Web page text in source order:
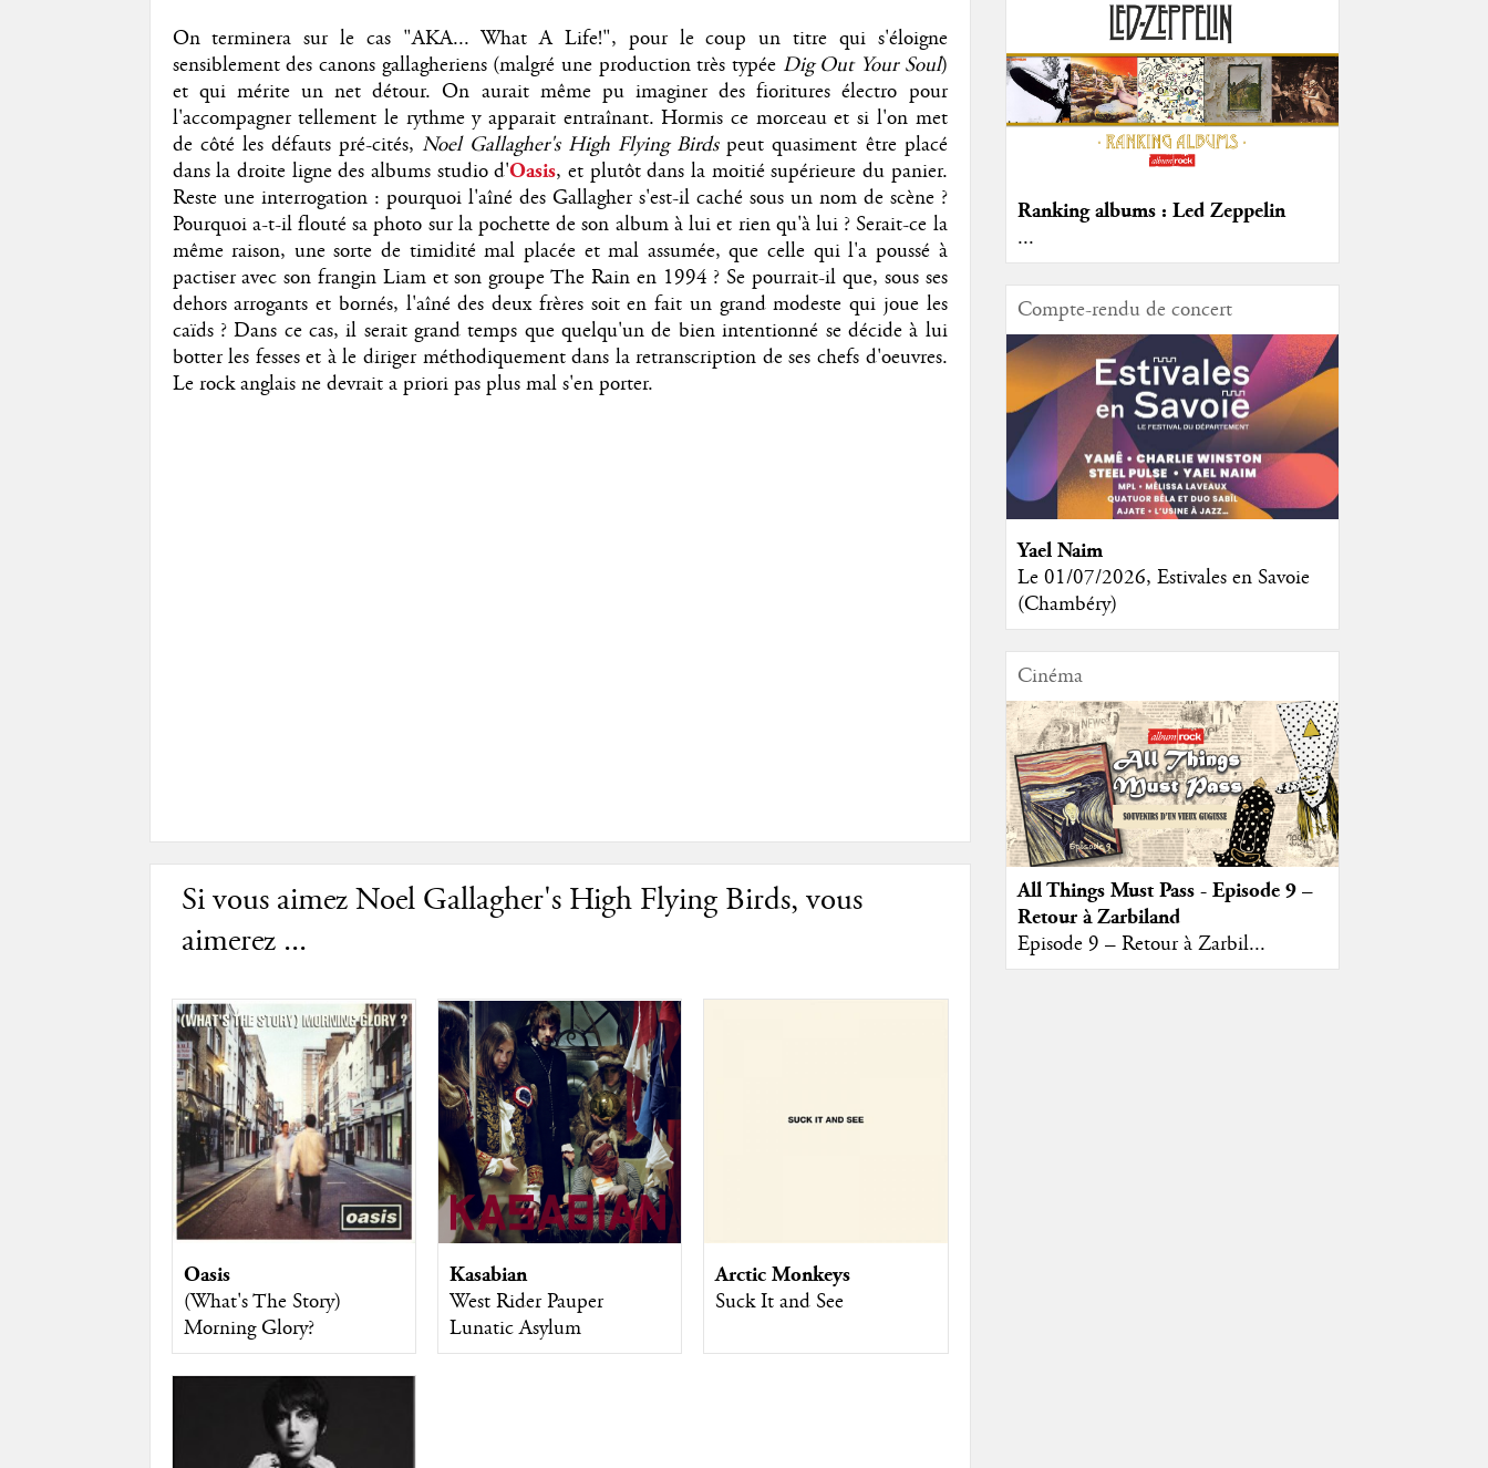
On terminera sur le cas "AKA... What A Life!", pour le coup un titre qui s'éloigne
sensiblement des canons gallagheriens (malgré une production très typée Dig Out Your Soul)
et qui mérite un net détour. On aurait même pu imaginer des fioritures électro pour
l'accompagner tellement le rythme y apparait entraînant. Hormis ce morceau et si l'on met
de côté les défauts pré-cités, Noel Gallagher's High Flying Birdspeut quasiment être placé
dans la droite ligne des albums studio d'Oasis, et plutôt dans la moitié supérieure du panier.
Reste une interrogation : pourquoi l'aîné des Gallagher s'est-il caché sous un nom de scène ?
Pourquoi a-t-il flouté sa photo sur la pochette de son album à lui et rien qu'à lui ? Serait-ce la
même raison, une sorte de timidité mal placée et mal assumée, que celle qui l'a poussé à
pactiser avec son frangin Liam et son groupe The Rain en 1994 ? Se pourrait-il que, sous ses
dehors arrogants et bornés, l'aîné des deux frères soit en fait un grand modeste qui joue les
caïds ? Dans ce cas, il serait grand temps que quelqu'un de bien intentionné se décide à lui
botter les fesses et à le diriger méthodiquement dans la retranscription de ses chefs d'oeuvres.
Le rock anglais ne devrait a priori pas plus mal s'en porter.
Si vous aimez Noel Gallagher's High Flying Birds, vous
aimerez ...
Oasis
(What's The Story)
Morning Glory?
Kasabian
West Rider Pauper
Lunatic Asylum
Arctic Monkeys
Suck It and See
Ranking albums : Led Zeppelin
...
Compte-rendu de concert
Yael Naim
Le 01/07/2026, Estivales en Savoie
(Chambéry)
Cinéma
All Things Must Pass - Episode 9 –
Retour à Zarbiland
Episode 9 – Retour à Zarbil...